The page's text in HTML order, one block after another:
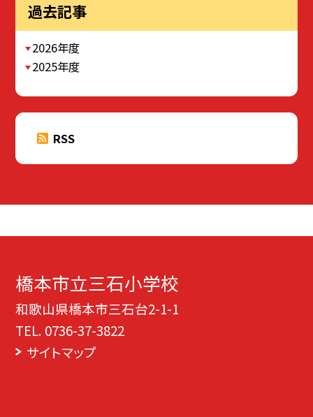
過去記事
2026年度
2025年度
RSS
橋本市立三石小学校
和歌山県橋本市三石台2-1-1
TEL. 0736-37-3822
サイトマップ